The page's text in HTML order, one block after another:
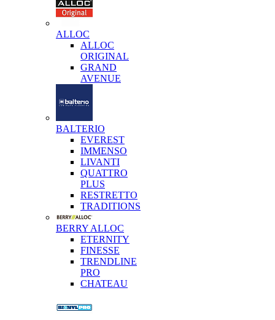
ALLOC
ALLOC
ORIGINAL
GRAND
AVENUE
BALTERIO
EVEREST
IMMENSO
LIVANTI
QUATTRO
PLUS
RESTRETTO
TRADITIONS
BERRY ALLOC
ETERNITY
FINESSE
TRENDLINE
PRO
CHATEAU